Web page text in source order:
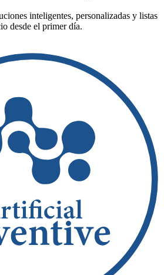
inteligentes, personalizadas y listas
desde el primer día.